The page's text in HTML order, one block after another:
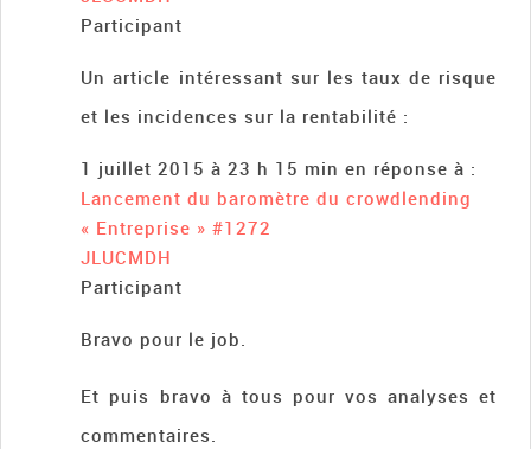
Participant
Un article intéressant sur les taux de risque
et les incidences sur la rentabilité :
1 juillet 2015 à 23 h 15 min en réponse à :
Lancement du baromètre du crowdlending
« Entreprise » #1272
JLUCMDH
Participant
Bravo pour le job.
Et puis bravo à tous pour vos analyses et
commentaires.